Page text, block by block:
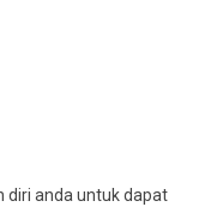
diri anda untuk dapat